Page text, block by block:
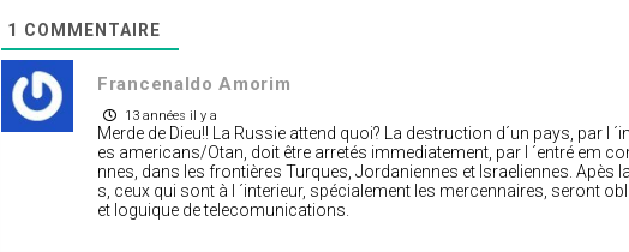
1 COMMENTAIRE
Francenaldo Amorim
13 années il y a
Merde de Dieu!! La Russie attend quoi? La destruction d´un pays, par l
es americans/Otan, doit être arretés immediatement, par l ´entré em
nnes, dans les frontières Turques, Jordaniennes et Israeliennes. Apès
s, ceux qui sont à l ´interieur, spécialement les mercennaires, seront
et loguique de telecomunications.